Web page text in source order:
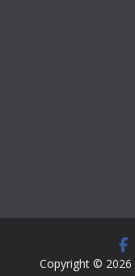
Copyright © 2026